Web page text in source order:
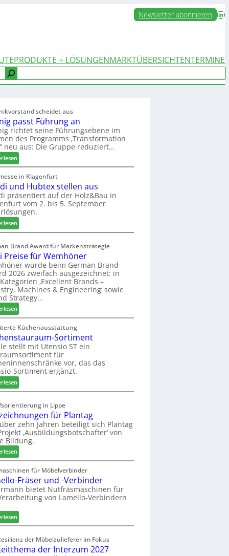
Newsletter abonnieren LinkedIn
PRODUKTE + LÖSUNGENMARKTÜBERSICHTENTERMINE
scheidet aus
passt Führung an
richtet seine Führungsebene im
des Programms ‚Transformation
neu aus: Die Gruppe reduziert…
:
W
e
i
n
i
g
a
s
t
F
ü
h
r
u
n
a
n
in Klagenfurt
und Hubtex stellen aus
präsentiert auf der Holz&Bau in
vom 2. bis 5. September
:
E
v
e
d
i
u
n
d
H
u
t
e
x
s
t
e
l
e
n
a
u
s
Brand Award für Markenstrategie
Preise für Wemhöner
wurde beim German Brand
2026 zweifach ausgezeichnet: in
‚Excellent Brands –
Machines & Engineering‘ sowie
Strategy…
:
Z
w
e
i
P
r
e
i
s
f
ü
r
W
e
m
ö
n
e
r
Küchenausstattung
Sortiment
stellt mit Utensio ST ein
für
vor, das das
Sortiment ergänzt.
:
K
c
h
e
n
s
t
u
r
a
u
m
-
o
r
in Lippe
für Plantag
zehn Jahren beteiligt sich Plantag
‚Ausbildungsbotschafter‘ von
Bildung.
:
A
u
s
z
e
h
u
n
für Möbelverbinder
Fräser und -Verbinder
bietet Nutfräsmaschinen für
von Lamello-Verbindern
:
L
m
e
der Möbelzulieferer im Fokus
der Interzum 2027